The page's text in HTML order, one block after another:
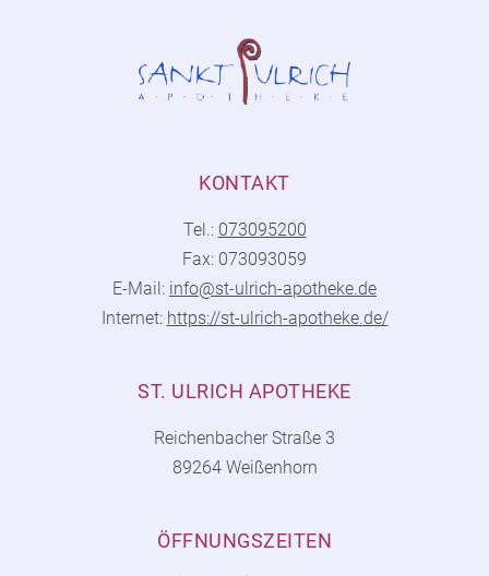
KONTAKT
Tel.: 073095200
Fax: 073093059
E-Mail: info@st-ulrich-apotheke.de
Internet: https://st-ulrich-apotheke.de/
ST. ULRICH APOTHEKE
Reichenbacher Straße 3
89264 Weißenhorn
ÖFFNUNGSZEITEN